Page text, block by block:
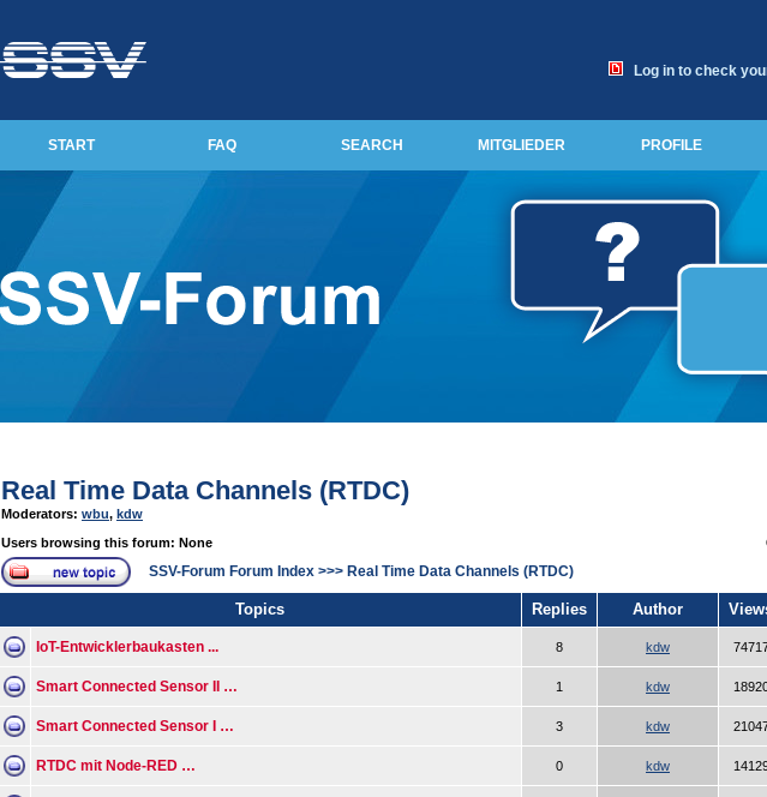
Log in to check
START FAQ SEARCH MITGLIEDER PROFILE
Real Time Data Channels (RTDC)
Moderators: wbu, kdw
Users browsing this forum: None
SSV-Forum Forum Index >>> Real Time Data Channels (RTDC)
Topics Replies Author
IoT-Entwicklerbaukasten ... 8 kdw
Smart Connected Sensor II … 1 kdw
Smart Connected Sensor I … 3 kdw
RTDC mit Node-RED … 0 kdw